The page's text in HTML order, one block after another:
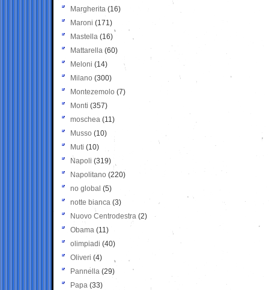
Margherita (16)
Maroni (171)
Mastella (16)
Mattarella (60)
Meloni (14)
Milano (300)
Montezemolo (7)
Monti (357)
moschea (11)
Musso (10)
Muti (10)
Napoli (319)
Napolitano (220)
no global (5)
notte bianca (3)
Nuovo Centrodestra (2)
Obama (11)
olimpiadi (40)
Oliveri (4)
Pannella (29)
Papa (33)